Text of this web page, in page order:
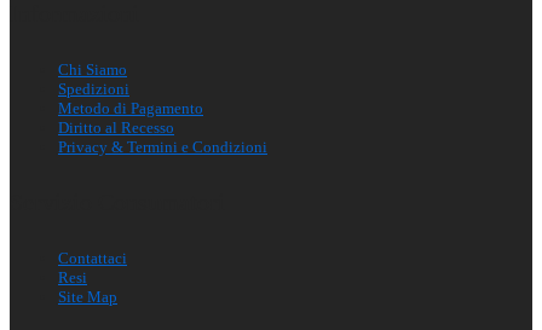
Chi Siamo
Spedizioni
Metodo di Pagamento
Diritto al Recesso
Privacy & Termini e Condizioni
Contattaci
Resi
Site Map